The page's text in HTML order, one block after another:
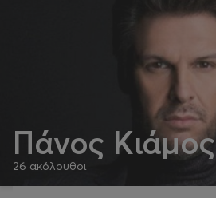
Πάνος Κιάμος
26 ακόλουθοι